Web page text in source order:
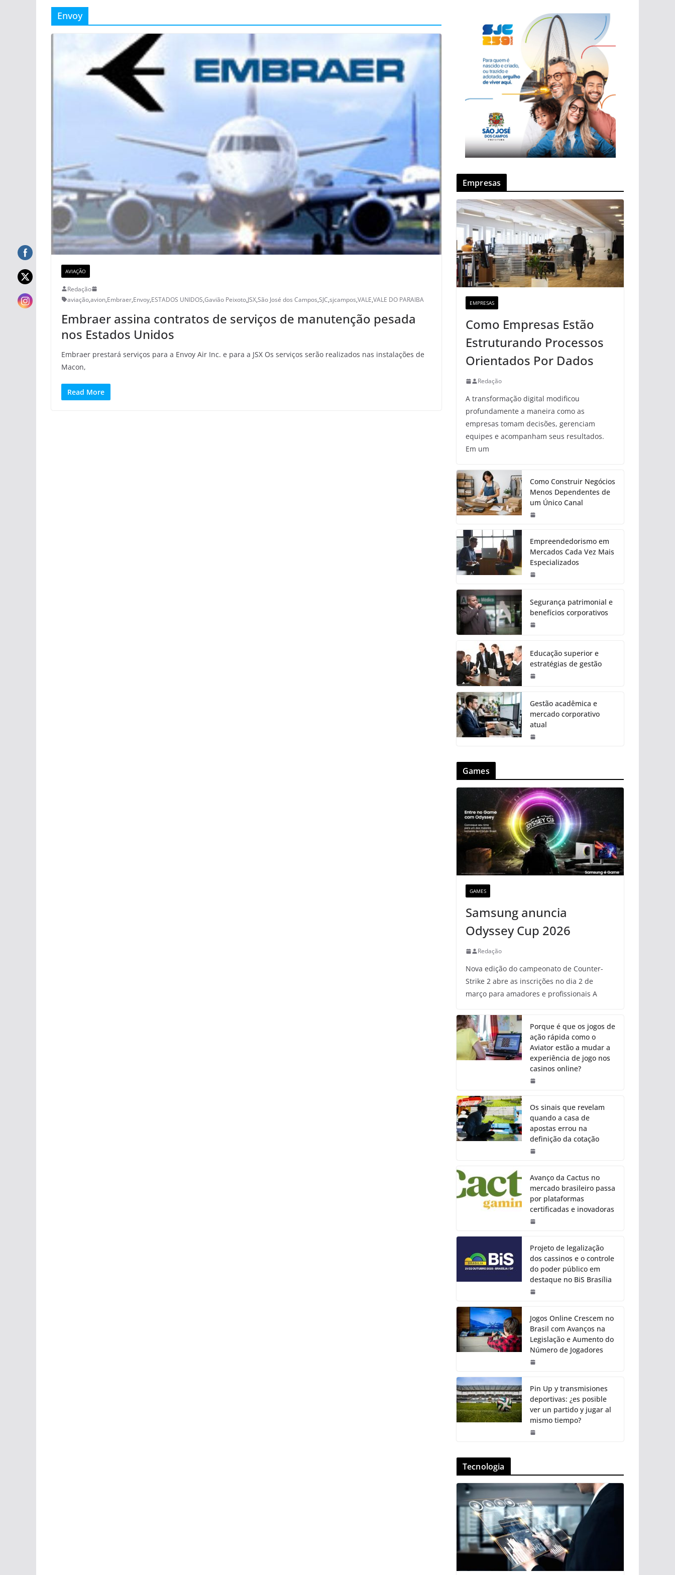
Envoy
AVIAÇÃO
Redação
aviação,avion,Embraer,Envoy,ESTADOS UNIDOS,Gavião Peixoto,JSX,São José dos Campos,SJC,sjcampos,VALE,VALE DO PARAIBA
Embraer assina contratos de serviços de manutenção pesada
nos Estados Unidos
Embraer prestará serviços para a Envoy Air Inc. e para a JSX Os serviços serão realizados nas instalações de
Macon,
Read More
Empresas
EMPRESAS
Como Empresas Estão
Estruturando Processos
Orientados Por Dados
Redação
A transformação digital modificou
profundamente a maneira como as
empresas tomam decisões, gerenciam
equipes e acompanham seus resultados.
Em um
Como Construir Negócios
Menos Dependentes de
um Único Canal
Empreendedorismo em
Mercados Cada Vez Mais
Especializados
Segurança patrimonial e
benefícios corporativos
Educação superior e
estratégias de gestão
Gestão acadêmica e
mercado corporativo
atual
Games
GAMES
Samsung anuncia
Odyssey Cup 2026
Redação
Nova edição do campeonato de Counter-
Strike 2 abre as inscrições no dia 2 de
março para amadores e profissionais A
Porque é que os jogos de
ação rápida como o
Aviator estão a mudar a
experiência de jogo nos
casinos online?
Os sinais que revelam
quando a casa de
apostas errou na
definição da cotação
Avanço da Cactus no
mercado brasileiro passa
por plataformas
certificadas e inovadoras
Projeto de legalização
dos cassinos e o controle
do poder público em
destaque no BiS Brasília
Jogos Online Crescem no
Brasil com Avanços na
Legislação e Aumento do
Número de Jogadores
Pin Up y transmisiones
deportivas: ¿es posible
ver un partido y jugar al
mismo tiempo?
Tecnologia